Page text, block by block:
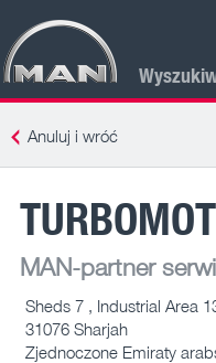
Anuluj i wróć
MAN-partner
Sheds 7 , Industrial Area
31076 Sharjah
Zjednoczone Emiraty